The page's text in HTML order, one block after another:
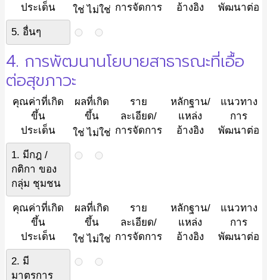
ประเด็น
การจัดการ
อ้างอิง
พัฒนาต่อ
ใช่ ไม่ใช่
5. อื่นๆ
4. การพัฒนานโยบายสาธารณะที่เอื้อ
ต่อสุขภาวะ
คุณค่าที่เกิด
ขึ้น
ประเด็น
ผลที่เกิด
ขึ้น
ราย
ละเอียด/
การจัดการ
หลักฐาน/
แหล่ง
อ้างอิง
แนวทาง
การ
พัฒนาต่อ
ใช่ ไม่ใช่
1. มีกฎ /
กติกา ของ
กลุ่ม ชุมชน
คุณค่าที่เกิด
ขึ้น
ประเด็น
ผลที่เกิด
ขึ้น
ราย
ละเอียด/
การจัดการ
หลักฐาน/
แหล่ง
อ้างอิง
แนวทาง
การ
พัฒนาต่อ
ใช่ ไม่ใช่
2. มี
มาตรการ